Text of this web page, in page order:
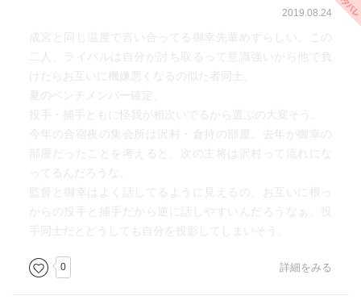
2019.08.24
成宮と同じ温度で言い合ってる御幸先輩めずらしい。この
二人、ライバルは自分が討ち取るって意識強いから他で負
けたらお互いに機嫌悪くなるの似た者同士。
夏のベンチメンバー確定。
投手・捕手ともに怪我が相次いでるから選ぶの大変そう。
今年の合宿夜の集会所は沢村・倉持の部屋。去年が御幸の
部屋だったことを考えると、次の主将は沢村って流れにな
ってるんだろうな。
監督と御幸はよく話してるように見えるの、お互いに根っ
からの投手と捕手だから逆に話しやすいんだろうなぁ。投
手同士だとどうしても自分を投影してしまいそう。
0 詳細をみる